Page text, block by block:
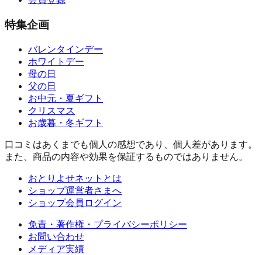
特集企画
バレンタインデー
ホワイトデー
母の日
父の日
お中元・夏ギフト
クリスマス
お歳暮・冬ギフト
口コミはあくまでも個人の感想であり、個人差があります。
また、商品の内容や効果を保証するものではありません。
おとりよせネットとは
ショップ運営者さまへ
ショップ会員ログイン
免責・著作権・プライバシーポリシー
お問い合わせ
メディア実績